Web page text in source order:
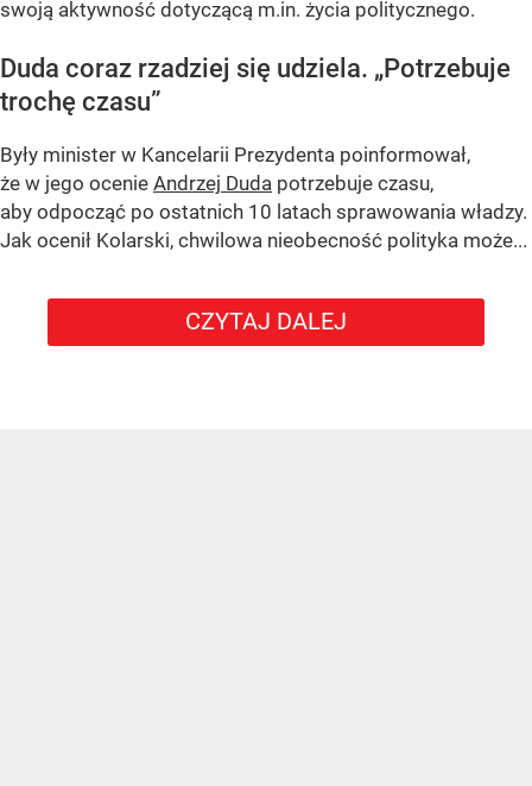
swoją aktywność dotyczącą m.in. życia politycznego.
Duda coraz rzadziej się udziela. „Potrzebuje
trochę czasu”
Były minister w Kancelarii Prezydenta poinformował,
że w jego ocenie Andrzej Duda potrzebuje czasu,
aby odpocząć po ostatnich 10 latach sprawowania władzy.
Jak ocenił Kolarski, chwilowa nieobecność polityka może...
CZYTAJ DALEJ